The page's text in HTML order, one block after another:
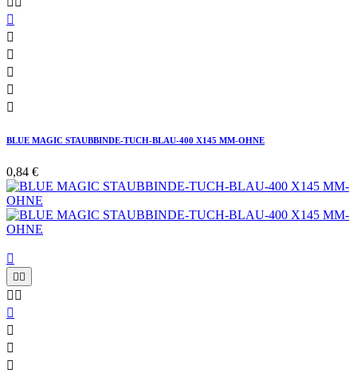






BLUE MAGIC STAUBBINDE-TUCH-BLAU-400 X145 MM-OHNE
0,84 €

 
 



